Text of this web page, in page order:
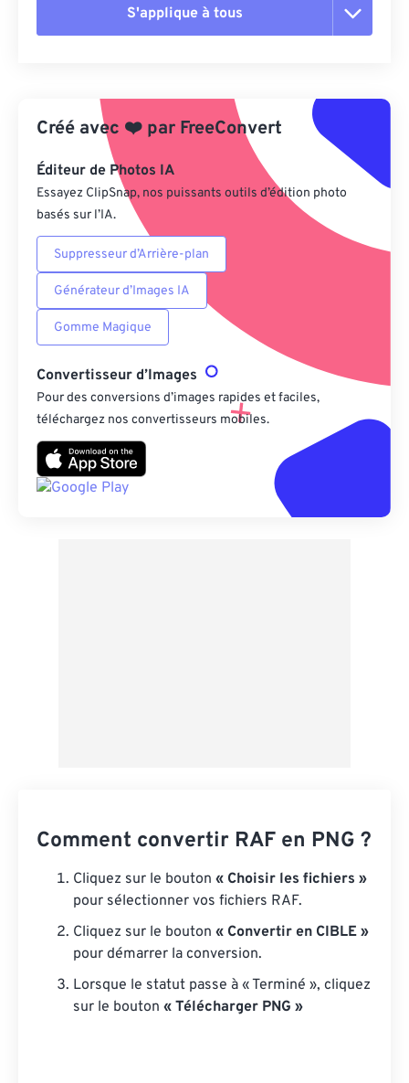
S'applique à tous
Appliquer à partir du préréglage
Enregistrer comme préréglage
Créé avec ❤️ par FreeConvert
Éditeur de Photos IA
Essayez ClipSnap, nos puissants outils d’édition photo
basés sur l’IA.
Suppresseur d’Arrière-plan
Générateur d’Images IA
Gomme Magique
Convertisseur d’Images
Pour des conversions d’images rapides et faciles,
téléchargez nos convertisseurs mobiles.
Comment convertir RAF en PNG ?
Cliquez sur le bouton « Choisir les fichiers »
pour sélectionner vos fichiers RAF.
Cliquez sur le bouton « Convertir en CIBLE »
pour démarrer la conversion.
Lorsque le statut passe à « Terminé », cliquez
sur le bouton « Télécharger PNG »